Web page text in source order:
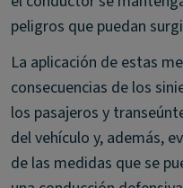
peligros que puedan
La aplicación de estas
consecuencias de los
los pasajeros y
del vehículo y, además,
de las medidas que se